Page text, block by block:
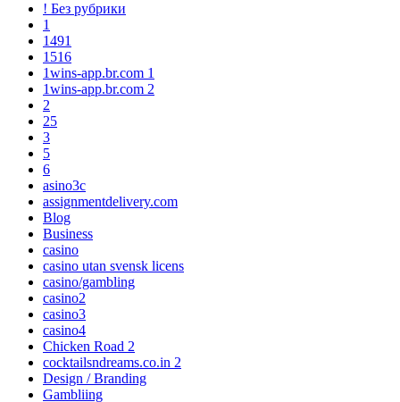
! Без рубрики
1
1491
1516
1wins-app.br.com 1
1wins-app.br.com 2
2
25
3
5
6
asino3c
assignmentdelivery.com
Blog
Business
casino
casino utan svensk licens
casino/gambling
casino2
casino3
casino4
Chicken Road 2
cocktailsndreams.co.in 2
Design / Branding
Gambliing